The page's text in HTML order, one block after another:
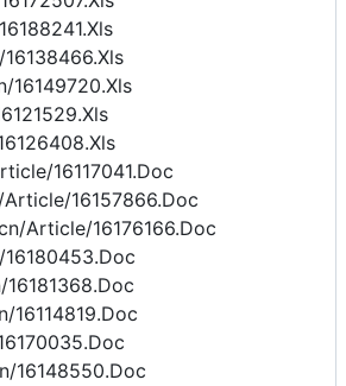
16149720.Xls
16117041.Doc
16157866.Doc
Article/16176166.Doc
16114819.Doc
16148550.Doc